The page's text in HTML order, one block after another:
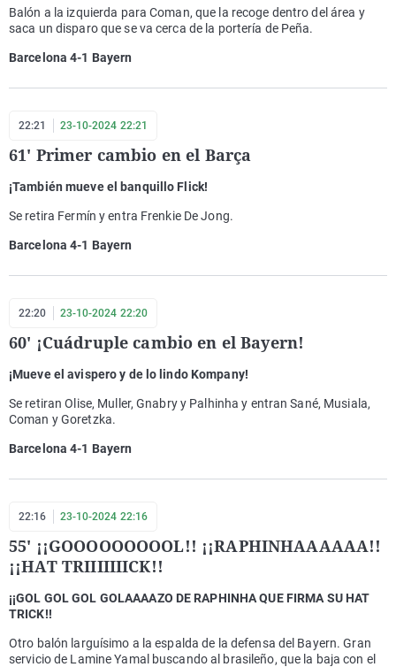
Balón a la izquierda para Coman, que la recoge dentro del área y
saca un disparo que se va cerca de la portería de Peña.
Barcelona 4-1 Bayern
22:21 23-10-2024 22:21
61' Primer cambio en el Barça
¡También mueve el banquillo Flick!
Se retira Fermín y entra Frenkie De Jong.
Barcelona 4-1 Bayern
22:20 23-10-2024 22:20
60' ¡Cuádruple cambio en el Bayern!
¡Mueve el avispero y de lo lindo Kompany!
Se retiran Olise, Muller, Gnabry y Palhinha y entran Sané, Musiala,
Coman y Goretzka.
Barcelona 4-1 Bayern
22:16 23-10-2024 22:16
55' ¡¡GOOOOOOOOOL!! ¡¡RAPHINHAAAAAA!!
¡¡HAT TRIIIIIIICK!!
¡¡GOL GOL GOL GOLAAAAZO DE RAPHINHA QUE FIRMA SU HAT
TRICK!!
Otro balón larguísimo a la espalda de la defensa del Bayern. Gran
servicio de Lamine Yamal buscando al brasileño, que la baja con el